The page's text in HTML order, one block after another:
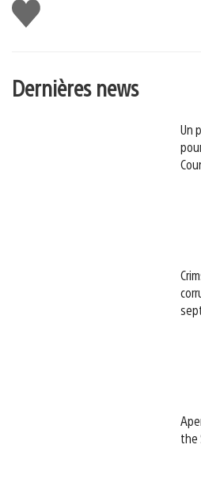
J'aime
Dernières news
Un
the